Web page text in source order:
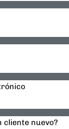
cliente nuevo?